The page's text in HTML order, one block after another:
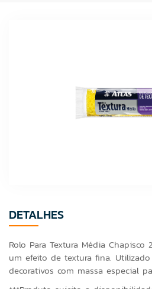
DETALHES
Rolo Para Textura Média
um efeito de textura fina.
decorativos com massa especial